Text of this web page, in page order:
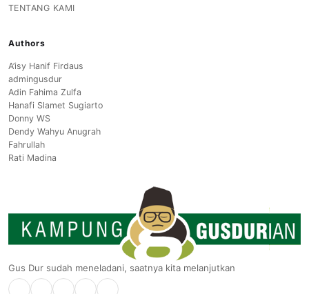
TENTANG KAMI
Authors
A’isy Hanif Firdaus
admingusdur
Adin Fahima Zulfa
Hanafi Slamet Sugiarto
Donny WS
Dendy Wahyu Anugrah
Fahrullah
Rati Madina
Gus Dur sudah meneladani, saatnya kita melanjutkan